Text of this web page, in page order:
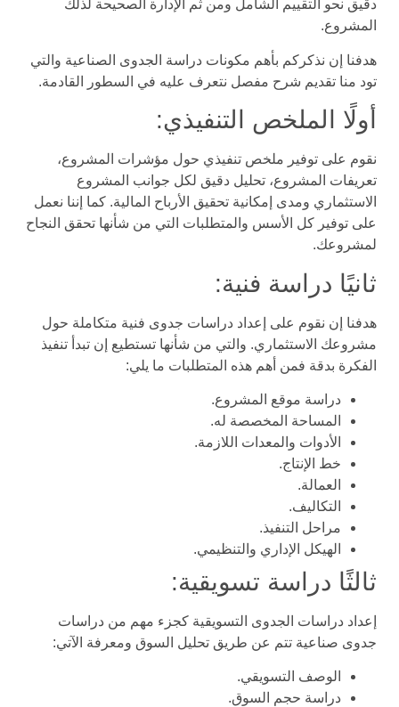
دقيق نحو التقييم الشامل ومن ثم الإدارة الصحيحة لذلك
المشروع.
هدفنا إن نذكركم بأهم مكونات دراسة الجدوى الصناعية والتي
تود منا تقديم شرح مفصل نتعرف عليه في السطور القادمة.
أولًا الملخص التنفيذي:
نقوم على توفير ملخص تنفيذي حول مؤشرات المشروع،
تعريفات المشروع، تحليل دقيق لكل جوانب المشروع
الاستثماري ومدى إمكانية تحقيق الأرباح المالية. كما إننا نعمل
على توفير كل الأسس والمتطلبات التي من شأنها تحقق النجاح
لمشروعك.
ثانيًا دراسة فنية:
هدفنا إن نقوم على إعداد دراسات جدوى فنية متكاملة حول
مشروعك الاستثماري. والتي من شأنها تستطيع إن تبدأ تنفيذ
الفكرة بدقة فمن أهم هذه المتطلبات ما يلي:
دراسة موقع المشروع.
المساحة المخصصة له.
الأدوات والمعدات اللازمة.
خط الإنتاج.
العمالة.
التكاليف.
مراحل التنفيذ.
الهيكل الإداري والتنظيمي.
ثالثًا دراسة تسويقية:
إعداد دراسات الجدوى التسويقية كجزء مهم من دراسات
جدوى صناعية تتم عن طريق تحليل السوق ومعرفة الآتي:
الوصف التسويقي.
دراسة حجم السوق.